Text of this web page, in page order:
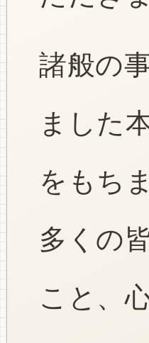
諸般の
ました
をもち
多くの
こと、